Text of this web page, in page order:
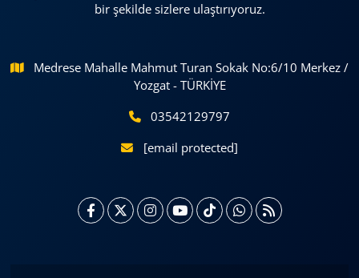
bir şekilde sizlere ulaştırıyoruz.
Medrese Mahalle Mahmut Turan Sokak No:6/10 Merkez /
Yozgat - TÜRKİYE
03542129797
[email protected]